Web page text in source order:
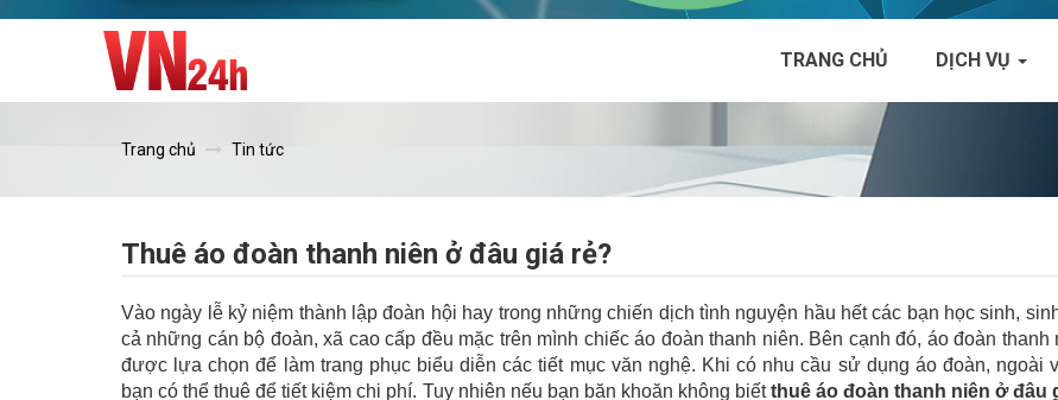
TRANG CHỦ DỊCH VỤ
Trang chủ Tin tức
Thuê áo đoàn thanh niên ở đâu giá rẻ?
Vào ngày lễ kỷ niệm thành lập đoàn hội hay trong những chiến dịch tình nguyện hầu hết các bạn học sinh,
cả những cán bộ đoàn, xã cao cấp đều mặc trên mình chiếc áo đoàn thanh niên. Bên cạnh đó, áo đoàn thanh
được lựa chọn để làm trang phục biểu diễn các tiết mục văn nghệ. Khi có nhu cầu sử dụng áo đoàn, ngoài
bạn có thể thuê để tiết kiệm chi phí. Tuy nhiên nếu bạn băn khoăn không biếtthuê áo đoàn thanh niên ở đâu